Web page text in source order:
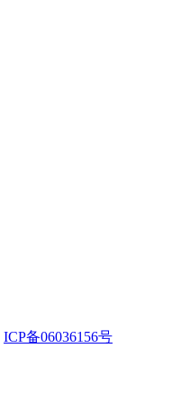
ICP备06036156号